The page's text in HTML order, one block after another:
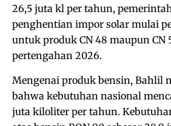
26,5 juta kl per tahun,
penghentian impor solar mulai
untuk produk CN 48 maupun CN
pertengahan 2026.
Mengenai produk bensin, Bahlil
bahwa kebutuhan nasional
juta kiloliter per tahun.